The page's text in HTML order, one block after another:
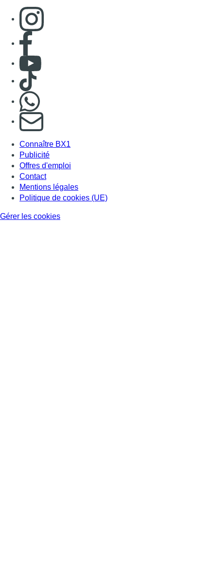
Consulter page Instagram
Consulter page Facebook
Consulter Youtube
Consulter TikTok
S'abonner à notre newsletter
Connaître BX1
Publicité
Offres d'emploi
Contact
Mentions légales
Politique de cookies (UE)
Gérer les cookies